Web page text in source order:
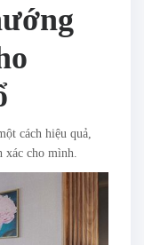
cách hiệu quả,
xác cho mình.